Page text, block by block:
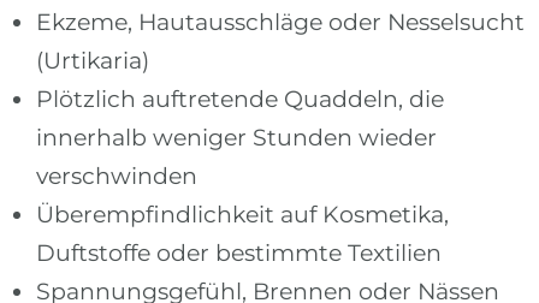
Ekzeme, Hautausschläge oder Nesselsucht
(Urtikaria)
Plötzlich auftretende Quaddeln, die
innerhalb weniger Stunden wieder
verschwinden
Überempfindlichkeit auf Kosmetika,
Duftstoffe oder bestimmte Textilien
Spannungsgefühl, Brennen oder Nässen